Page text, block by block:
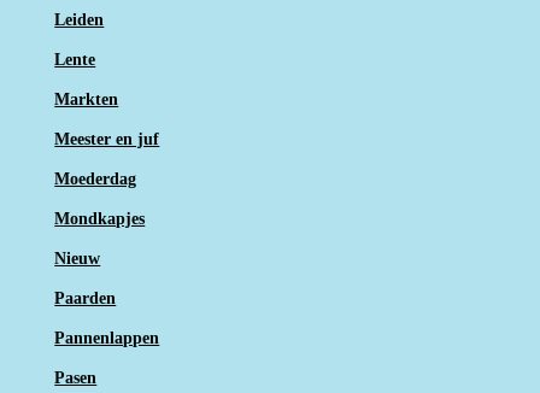
Leiden
Lente
Markten
Meester en juf
Moederdag
Mondkapjes
Nieuw
Paarden
Pannenlappen
Pasen